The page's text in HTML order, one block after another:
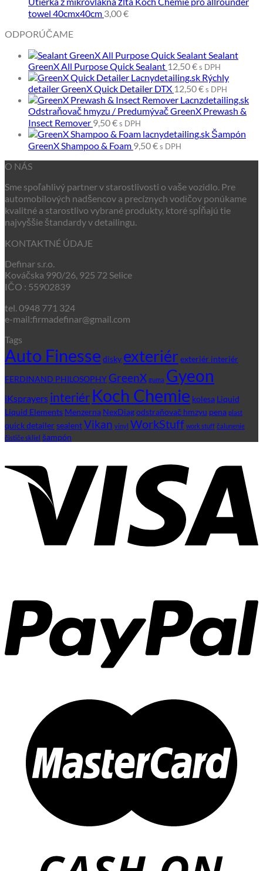
towel 40cmx40cm 3,00€
ODPORÚČAME
Sealant
GreenX All Purpose Quick Sealant 12,50€s DPH
Rýchly
detailer GreenX Quick Detailer DTX 12,50€s DPH
Odstraňovač hmyzu / Predumývač GreenX Prewash &
Insect Remover 9,50€s DPH
Šampón
GreenX Shampoo & Foam 9,50€s DPH
O NÁS
Sme spoľahlivý partner v starostlivosti o vaše vozidlo. Pre
automobilových nadšencov a precíznych vodičov ponúkame
kvalitné a starostlivo vybrané produkty, ktoré spĺňajú tie
najvyššie štandardy v detailingu.
KONTAKTNÉ ÚDAJE
Definar s.r.o.
Kováčska 990/26, 925 72 Selice
IČO : 55902839
tel. 0948 771 324
e-mail:firmadefinar@gmail.com
Tags
Auto Finesse disky exteriérexteriér interiér
FERDINAND PHILOSOPHY GreenX guma Gyeon
iKsprayers interiérKoch Chemie kolesa Liquid
Liquid Elements Menzerna NexDiagodstraňovač hmzyu pena plast
quick detailersealentVikan vinyl WorkStuff work stuff čalunenie
čističe skliel šampón